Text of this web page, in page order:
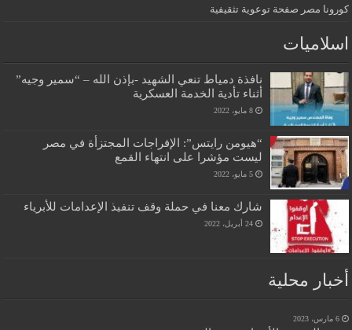
كورونا مصر صفحة توعوية تثقيفية
اسلاميات
نافذة دمياط تنعي الشهيد -بإذن الله – “سمير وجيه”
أثناء تأدية الخدمة العسكرية
8 مايو، 2022
“هيومن رايتس”: الإفراجات المجتزأة في مصر
ليست مؤشرا على انتهاء القمع
5 مايو، 2022
شارك معنا في حملة وقف تنفيذ الإعدامات للأبرياء
24 أبريل، 2022
أخبار محلية
6 مارس، 2023